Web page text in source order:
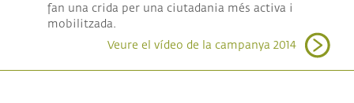
fan una crida per una ciutadania més activa i
mobilitzada.
Veure el vídeo de la campanya 2014